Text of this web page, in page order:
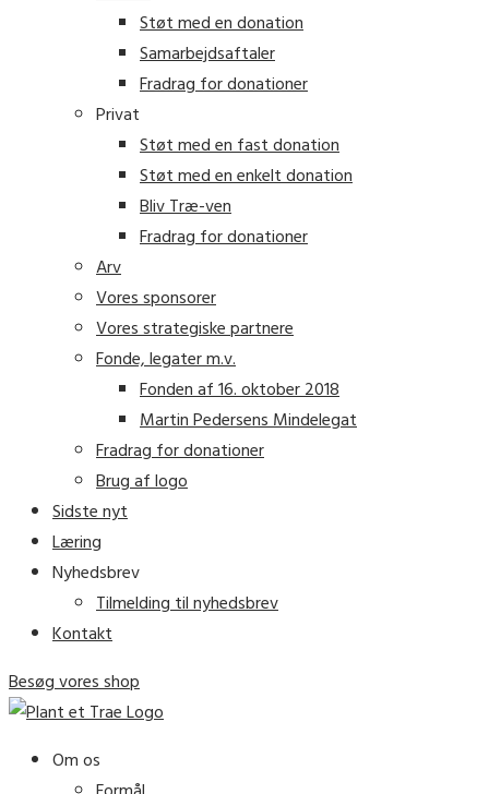
Støt med en donation
Samarbejdsaftaler
Fradrag for donationer
Privat
Støt med en fast donation
Støt med en enkelt donation
Bliv Træ-ven
Fradrag for donationer
Arv
Vores sponsorer
Vores strategiske partnere
Fonde, legater m.v.
Fonden af 16. oktober 2018
Martin Pedersens Mindelegat
Fradrag for donationer
Brug af logo
Sidste nyt
Læring
Nyhedsbrev
Tilmelding til nyhedsbrev
Kontakt
Besøg vores shop
Om os